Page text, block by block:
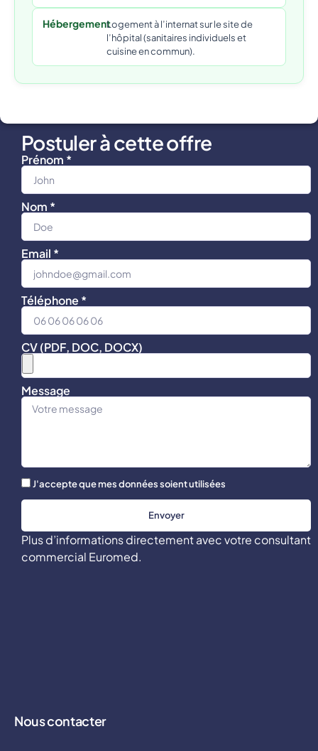
HébergementLogement à l’internat sur le site de
l’hôpital (sanitaires individuels et
cuisine en commun).
Postuler à cette offre
Prénom *
Nom *
Email *
Téléphone *
CV (PDF, DOC, DOCX)
Message
J'accepte que mes données soient utilisées
Envoyer
Plus d’informations directement avec votre consultant
commercial Euromed.
Nous contacter